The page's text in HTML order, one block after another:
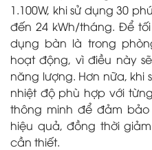
1.100W, khi sử dụng 30
đến 24 kWh/tháng. Để
dụng bàn là trong
hoạt động, vì điều này
năng lượng. Hơn nữa,
nhiệt độ phù hợp với
thông minh để đảm
hiệu quả, đồng thời
cần thiết.